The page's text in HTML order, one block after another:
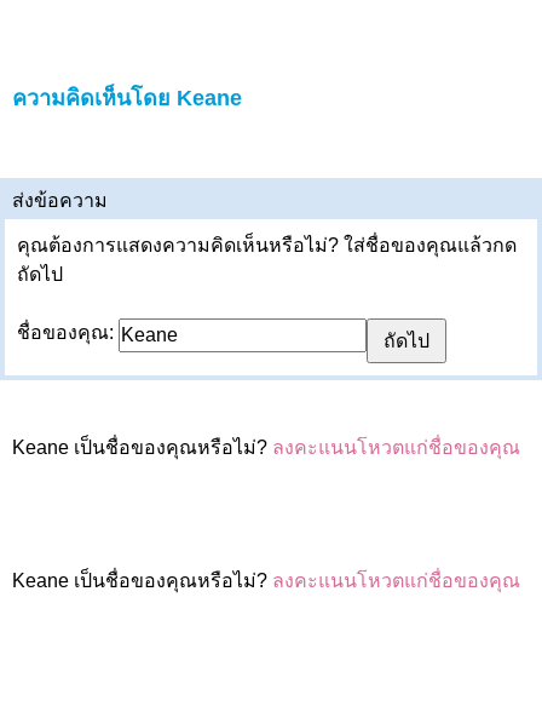
ความคิดเห็นโดย Keane
ส่งข้อความ
คุณต้องการแสดงความคิดเห็นหรือไม่? ใส่ชื่อของคุณแล้วกด
ถัดไป
ชื่อของคุณ:
Keane เป็นชื่อของคุณหรือไม่? ลงคะแนนโหวตแก่ชื่อของคุณ
Keane เป็นชื่อของคุณหรือไม่? ลงคะแนนโหวตแก่ชื่อของคุณ